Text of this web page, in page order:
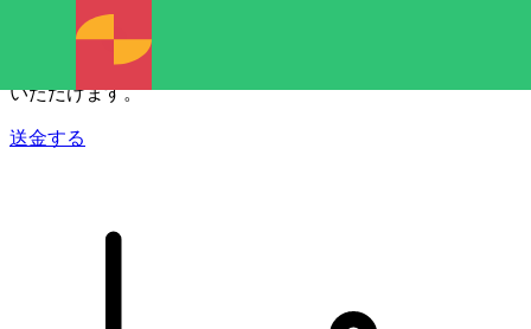
オンラインの送金が迅速、安全、簡単に行えます。ライブの
追跡と通知に加え、柔軟な配信と支払いオプションをご利用
いただけます。
送金する